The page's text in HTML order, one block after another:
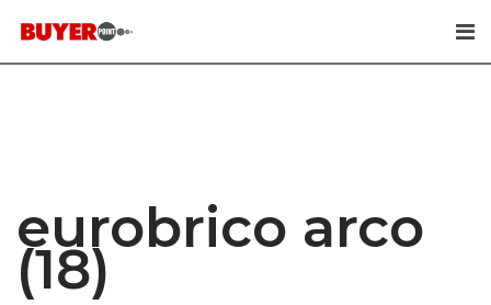
to
eurobrico arco
(18)